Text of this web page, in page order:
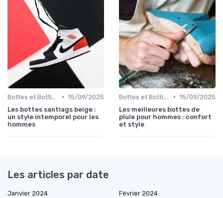
• 15/09/2025
Les bottes santiags beige :
un style intemporel pour les
hommes
• 15/09/2025
Les meilleures bottes de
pluie pour hommes : confort
et style
Les articles par date
Janvier 2024
Février 2024